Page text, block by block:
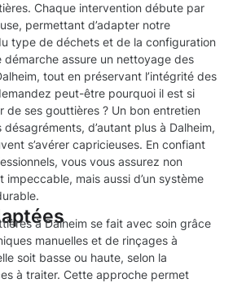
Chaque intervention débute par
permettant d’adapter notre
type de déchets et de la configuration
démarche assure un nettoyage des
tout en préservant l’intégrité des
peut-être pourquoi il est si
de ses gouttières ? Un bon entretien
d’autant plus à Dalheim,
s’avérer capricieuses. En confiant
vous vous assurez non
impeccable, mais aussi d’un système
à Dalheim se fait avec soin grâce
manuelles et de rinçages à
soit basse ou haute, selon la
à traiter. Cette approche permet